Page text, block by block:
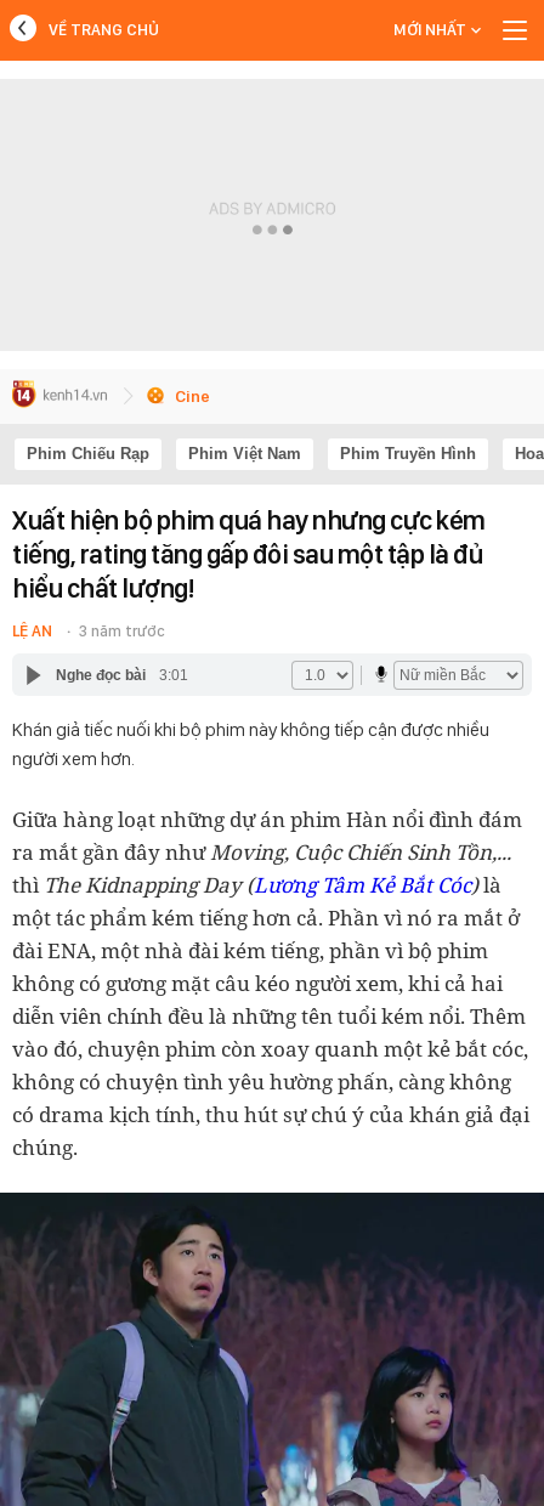
VỀ TRANG CHỦ MỚI NHẤT
Cine
Phim Chiếu Rạp Phim Việt Nam Phim Truyền Hình
Xuất hiện bộ phim quá hay nhưng cực kém
tiếng, rating tăng gấp đôi sau một tập là đủ
hiểu chất lượng!
LỆ AN 3 năm trước
Nghe đọc bài 3:01
Khán giả tiếc nuối khi bộ phim này không tiếp cận được nhiều
người xem hơn.
Giữa hàng loạt những dự án phim Hàn nổi đình đám
ra mắt gần đây nhưMoving, Cuộc Chiến Sinh Tồn,...
thì The Kidnapping Day (Lương Tâm Kẻ Bắt Cóc)là
một tác phẩm kém tiếng hơn cả. Phần vì nó ra mắt ở
đài ENA, một nhà đài kém tiếng, phần vì bộ phim
không có gương mặt câu kéo người xem, khi cả hai
diễn viên chính đều là những tên tuổi kém nổi. Thêm
vào đó, chuyện phim còn xoay quanh một kẻ bắt cóc,
không có chuyện tình yêu hường phấn, càng không
có drama kịch tính, thu hút sự chú ý của khán giả đại
chúng.